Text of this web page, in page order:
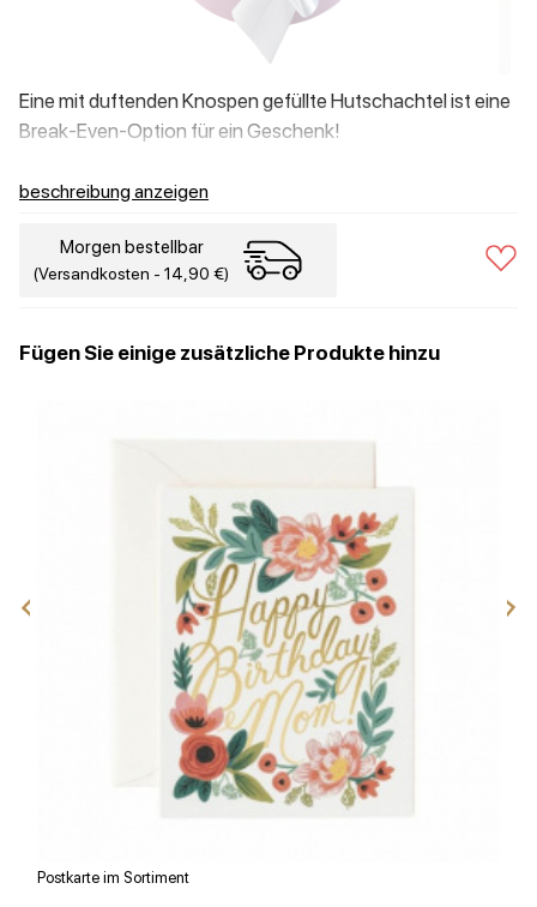
Eine mit duftenden Knospen gefüllte Hutschachtel ist eine
Break-Even-Option für ein Geschenk!
beschreibung anzeigen
Morgen bestellbar
(Versandkosten - 14,90 €)
Fügen Sie einige zusätzliche Produkte hinzu
Postkarte im Sortiment